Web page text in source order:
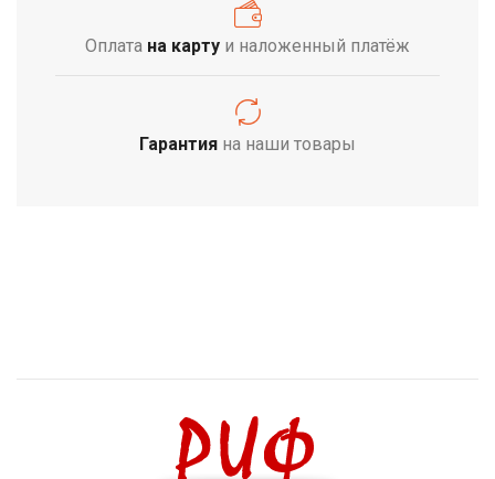
Оплата на карту и наложенный платёж
Гарантия на наши товары